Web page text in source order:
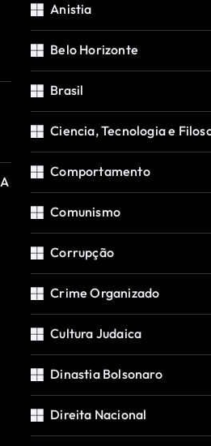
Anistia
Belo Horizonte
Brasil
Ciencia, Tecnologia e
Comportamento
Comunismo
Corrupção
Crime Organizado
Cultura Judaica
Dinastia Bolsonaro
Direita Nacional